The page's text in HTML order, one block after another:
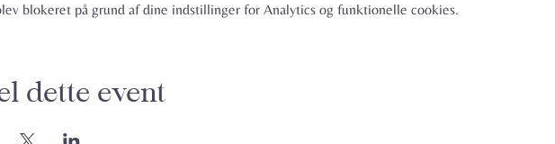
blokeret på grund af dine indstillinger for Analytics og funktionelle cookies.
dette event